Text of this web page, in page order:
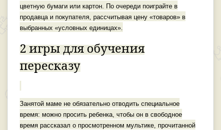
цветную бумаги или картон. По очереди поиграйте в
продавца и покупателя, рассчитывая цену «товаров» в
выбранных «условных единицах».
2 игры для обучения
пересказу
Занятой маме не обязательно отводить специальное
время: можно просить ребенка, чтобы он в свободное
время рассказал о просмотренном мультике, прочитанной